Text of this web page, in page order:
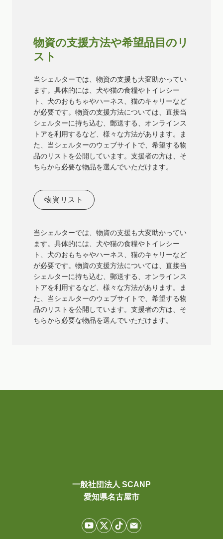
物資の支援方法や希望品目のリ
スト
当シェルターでは、物資の支援も大変助かってい
ます。具体的には、犬や猫の食糧やトイレシー
ト、犬のおもちゃやハーネス、猫のキャリーなど
が必要です。物資の支援方法については、直接当
シェルターに持ち込む、郵送する、オンラインス
トアを利用するなど、様々な方法があります。ま
た、当シェルターのウェブサイトで、希望する物
品のリストを公開しています。支援者の方は、そ
ちらから必要な物品を選んでいただけます。
物資リスト
当シェルターでは、物資の支援も大変助かってい
ます。具体的には、犬や猫の食糧やトイレシー
ト、犬のおもちゃやハーネス、猫のキャリーなど
が必要です。物資の支援方法については、直接当
シェルターに持ち込む、郵送する、オンラインス
トアを利用するなど、様々な方法があります。ま
た、当シェルターのウェブサイトで、希望する物
品のリストを公開しています。支援者の方は、そ
ちらから必要な物品を選んでいただけます。
一般社団法人 SCANP
愛知県名古屋市